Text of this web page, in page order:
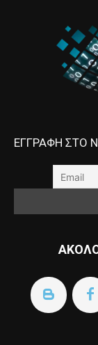
ΕΓΓΡΑΦΗ ΣΤΟ